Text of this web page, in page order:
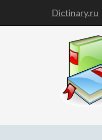
Dictinary.ru